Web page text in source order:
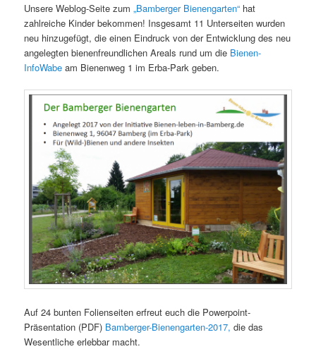
Unsere Weblog-Seite zum„Bamberger Bienengarten“ hat
zahlreiche Kinder bekommen! Insgesamt 11 Unterseiten wurden
neu hinzugefügt, die einen Eindruck von der Entwicklung des neu
angelegten bienenfreundlichen Areals rund um die Bienen-
InfoWabe am Bienenweg 1 im Erba-Park geben.
Auf 24 bunten Folienseiten erfreut euch die Powerpoint-
Präsentation (PDF) Bamberger-Bienengarten-2017, die das
Wesentliche erlebbar macht.